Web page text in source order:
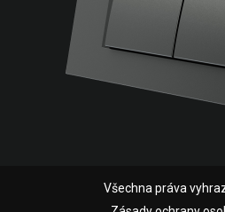
Všechna práva